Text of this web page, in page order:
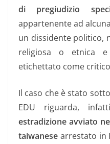
di pregiudizio
appartenente ad
un dissidente politico,
religiosa o etnica
etichettato come
Il caso che è stato
EDU riguarda,
estradizione avviato
taiwanese arrestato in